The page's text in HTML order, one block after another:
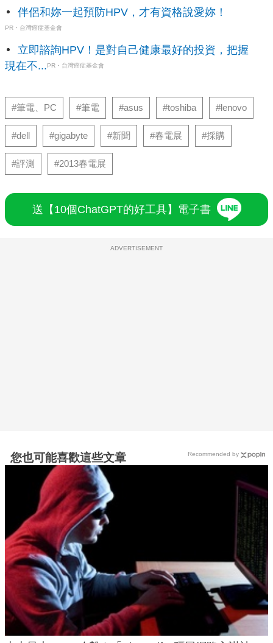
伴侶和妳一起預防HPV，才有資格說愛妳！
PR・台灣癌症基金會
立即諮詢HPV！是對自己健康最好的投資，把握
現在不...PR・台灣癌症基金會
#筆電、PC #筆電 #asus #toshiba #lenovo
#dell #gigabyte #新聞 #春電展 #採購
#評測 #2013春電展
送【10個ChatGPT的好工具】電子書
ADVERTISEMENT
您也可能喜歡這些文章 Recommended by